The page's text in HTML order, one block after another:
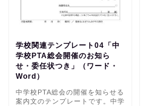
学校関連テンプレート04「中
学校PTA総会開催のお知ら
せ・委任状つき」（ワード・
Word）
中学校PTA総会の開催を知らせる
案内文のテンプレートです。中学